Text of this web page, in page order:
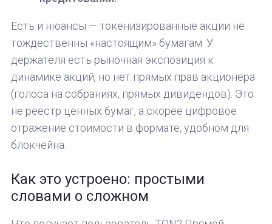
Есть и нюансы — токенизированные акции не
тождественны «настоящим» бумагам. У
держателя есть рыночная экспозиция к
динамике акций, но нет прямых прав акционера
(голоса на собраниях, прямых дивидендов). Это
не реестр ценных бумаг, а скорее цифровое
отражение стоимости в формате, удобном для
блокчейна.
Как это устроено: простыми
словами о сложном